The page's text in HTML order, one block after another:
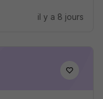
il y a 8 jours